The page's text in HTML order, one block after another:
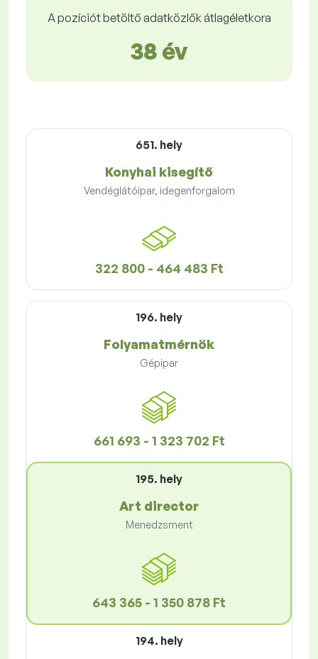
A pozíciót betöltő adatközlők átlagéletkora
38 év
651. hely
Konyhai kisegítő
Vendéglátóipar, idegenforgalom
322 800 - 464 483 Ft
196. hely
Folyamatmérnök
Gépipar
661 693 - 1 323 702 Ft
195. hely
Art director
Menedzsment
643 365 - 1 350 878 Ft
194. hely